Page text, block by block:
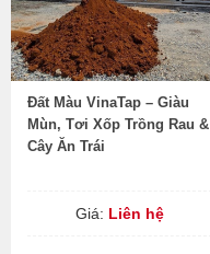
Đất Màu VinaTap – Giàu
Mùn, Tơi Xốp Trồng Rau &
Cây Ăn Trái
Giá: Liên hệ